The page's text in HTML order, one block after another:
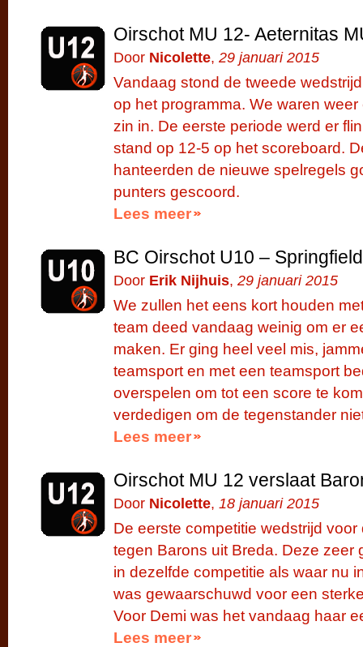
Oirschot MU 12- Aeternitas
Door Nicolette, 29 januari 2015
Vandaag stond de tweede
op het programma. We waren
zin in. De eerste periode werd er
stand op 12-5 op het scoreboard.
hanteerden de nieuwe spelregels
punters gescoord.
Lees meer
BC Oirschot U10 –
Door Erik Nijhuis, 29 januari 2015
We zullen het eens kort houden
team deed vandaag weinig om er
maken. Er ging heel veel mis,
teamsport en met een teamsport
overspelen om tot een score te
verdedigen om de tegenstander
Lees meer
Oirschot MU 12 verslaat
Door Nicolette, 18 januari 2015
De eerste competitie wedstrijd
tegen Barons uit Breda. Deze zeer
in dezelfde competitie als waar nu
was gewaarschuwd voor een
Voor Demi was het vandaag haar
Lees meer